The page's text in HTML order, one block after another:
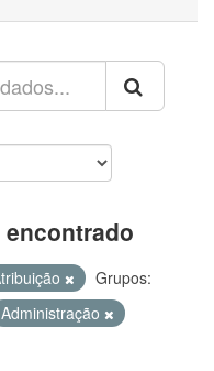
Grupos:
Administração